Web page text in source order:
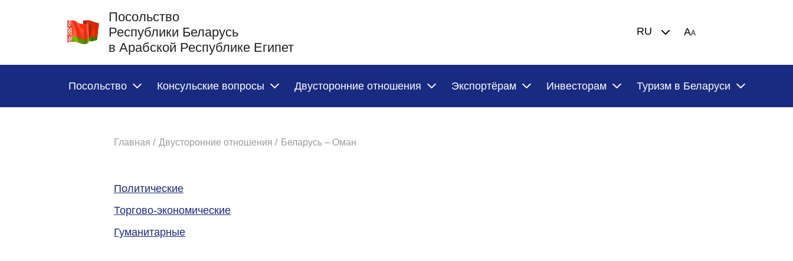
Посольство
Республики Беларусь
в Арабской Республике Египет
RU AA
Посольство Консульские вопросы Двусторонние отношения Экспортёрам Инвесторам Туризм в Беларуси
Главная / Двусторонние отношения / Беларусь – Оман
Политические
Торгово-экономические
Гуманитарные